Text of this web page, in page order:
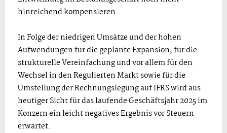
hinreichend kompensieren.
In Folge der niedrigen Umsätze und der hohen
Aufwendungen für die geplante Expansion, für die
strukturelle Vereinfachung und vor allem für den
Wechsel in den Regulierten Markt sowie für die
Umstellung der Rechnungslegung auf IFRS wird aus
heutiger Sicht für das laufende Geschäftsjahr 2025 im
Konzern ein leicht negatives Ergebnis vor Steuern
erwartet.